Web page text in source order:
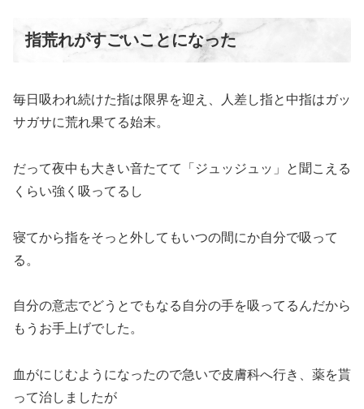
指荒れがすごいことになった
毎日吸われ続けた指は限界を迎え、人差し指と中指はガッ
サガサに荒れ果てる始末。
だって夜中も大きい音たてて「ジュッジュッ」と聞こえる
くらい強く吸ってるし
寝てから指をそっと外してもいつの間にか自分で吸って
る。
自分の意志でどうとでもなる自分の手を吸ってるんだから
もうお手上げでした。
血がにじむようになったので急いで皮膚科へ行き、薬を貰
って治しましたが